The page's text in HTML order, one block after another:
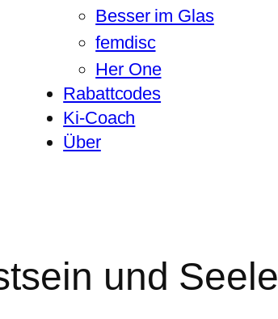
Besser im Glas
femdisc
Her One
Rabattcodes
Ki-Coach
Über
und Seele